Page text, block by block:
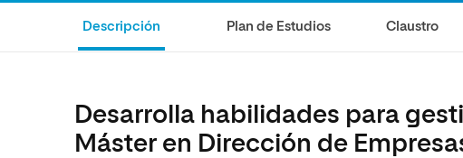
Descripción Plan de Estudios Claustro
Desarrolla habilidades para
Máster en Dirección de